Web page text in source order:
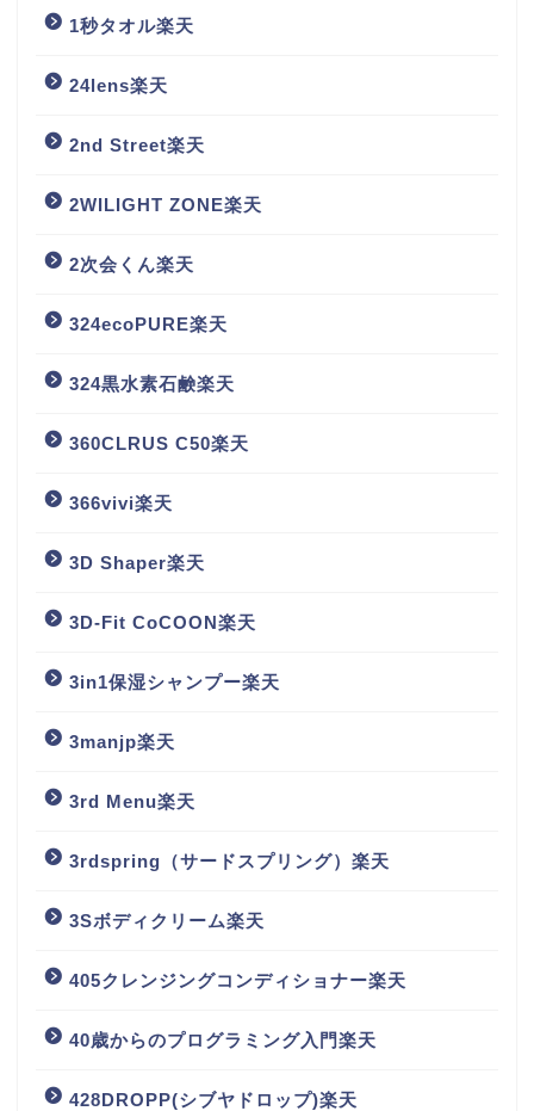
1秒タオル楽天
24lens楽天
2nd Street楽天
2WILIGHT ZONE楽天
2次会くん楽天
324ecoPURE楽天
324黒水素石鹸楽天
360CLRUS C50楽天
366vivi楽天
3D Shaper楽天
3D-Fit CoCOON楽天
3in1保湿シャンプー楽天
3manjp楽天
3rd Menu楽天
3rdspring（サードスプリング）楽天
3Sボディクリーム楽天
405クレンジングコンディショナー楽天
40歳からのプログラミング入門楽天
428DROPP(シブヤドロップ)楽天